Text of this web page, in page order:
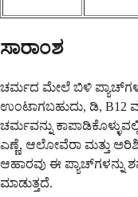
ಸಾರಾಂಶ
ಚರ್ಮದ ಮೇಲೆ ಬಿಳಿ
ಉಂಟಾಗಬಹುದು, ಡಿ, B12
ಚರ್ಮವನ್ನು
ಎಣ್ಣೆ, ಆಲೋವೆರಾ ಮತ್ತು
ಆಹಾರವು ಈ
ಮಾಡುತ್ತದೆ.